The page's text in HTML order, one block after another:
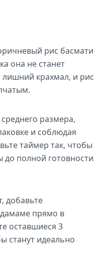
рис басмати
она не станет
лишний крахмал, и рис
размера,
и соблюдая
таймер так, чтобы
до полной готовности
добавьте
прямо в
оставшиеся 3
станут идеально